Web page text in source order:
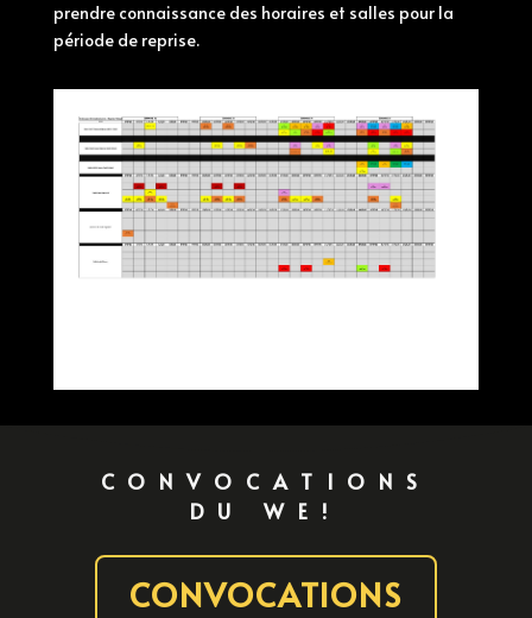
prendre connaissance des horaires et salles pour la
période de reprise.
CONVOCATIONS
DU WE!
CONVOCATIONS